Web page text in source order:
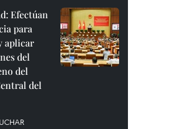
Efectúan
para
aplicar
del
del
del